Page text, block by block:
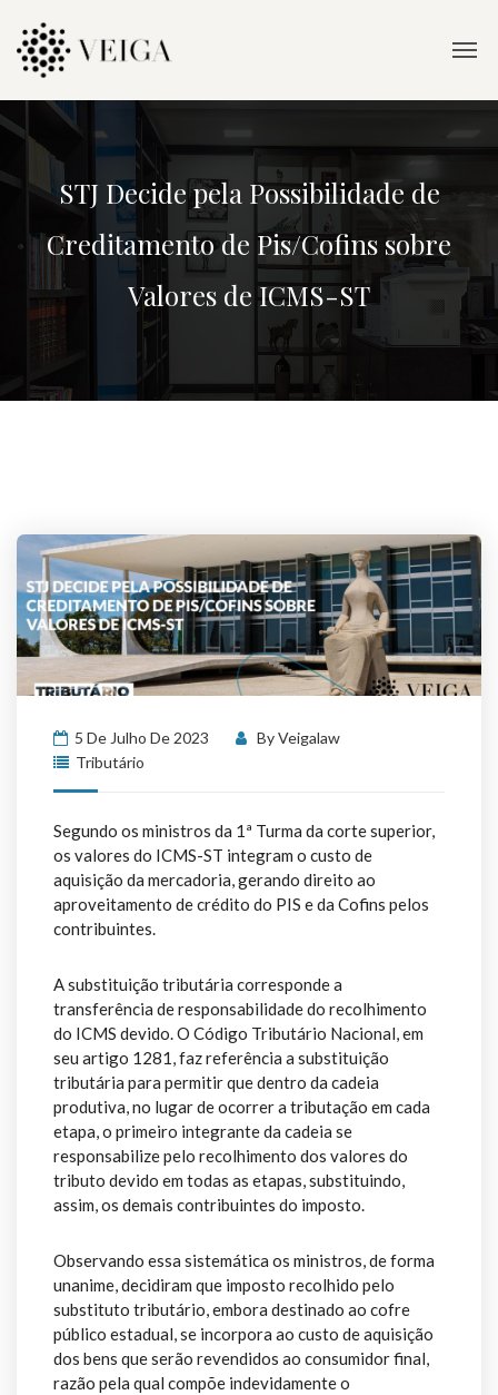
STJ Decide pela Possibilidade de
Creditamento de Pis/Cofins sobre
Valores de ICMS-ST
5 De Julho De 2023 ByVeigalaw
Tributário
Segundo os ministros da 1ª Turma da corte superior,
os valores do ICMS-ST integram o custo de
aquisição da mercadoria, gerando direito ao
aproveitamento de crédito do PIS e da Cofins pelos
contribuintes.
A substituição tributária corresponde a
transferência de responsabilidade do recolhimento
do ICMS devido. O Código Tributário Nacional, em
seu artigo 1281, faz referência a substituição
tributária para permitir que dentro da cadeia
produtiva, no lugar de ocorrer a tributação em cada
etapa, o primeiro integrante da cadeia se
responsabilize pelo recolhimento dos valores do
tributo devido em todas as etapas, substituindo,
assim, os demais contribuintes do imposto.
Observando essa sistemática os ministros, de forma
unanime, decidiram que imposto recolhido pelo
substituto tributário, embora destinado ao cofre
público estadual, se incorpora ao custo de aquisição
dos bens que serão revendidos ao consumidor final,
razão pela qual compõe indevidamente o